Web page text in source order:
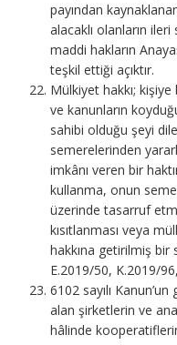
payından
alacaklı olanların
maddi hakların
teşkil ettiği açıktır.
Mülkiyet hakkı; kişiye
ve kanunların
sahibi olduğu şeyi
semerelerinden
imkânı veren bir
kullanma, onun
üzerinde tasarruf
kısıtlanması veya
hakkına getirilmiş bir
E.2019/50, K.2019/
6102 sayılı
alan şirketlerin ve
hâlinde